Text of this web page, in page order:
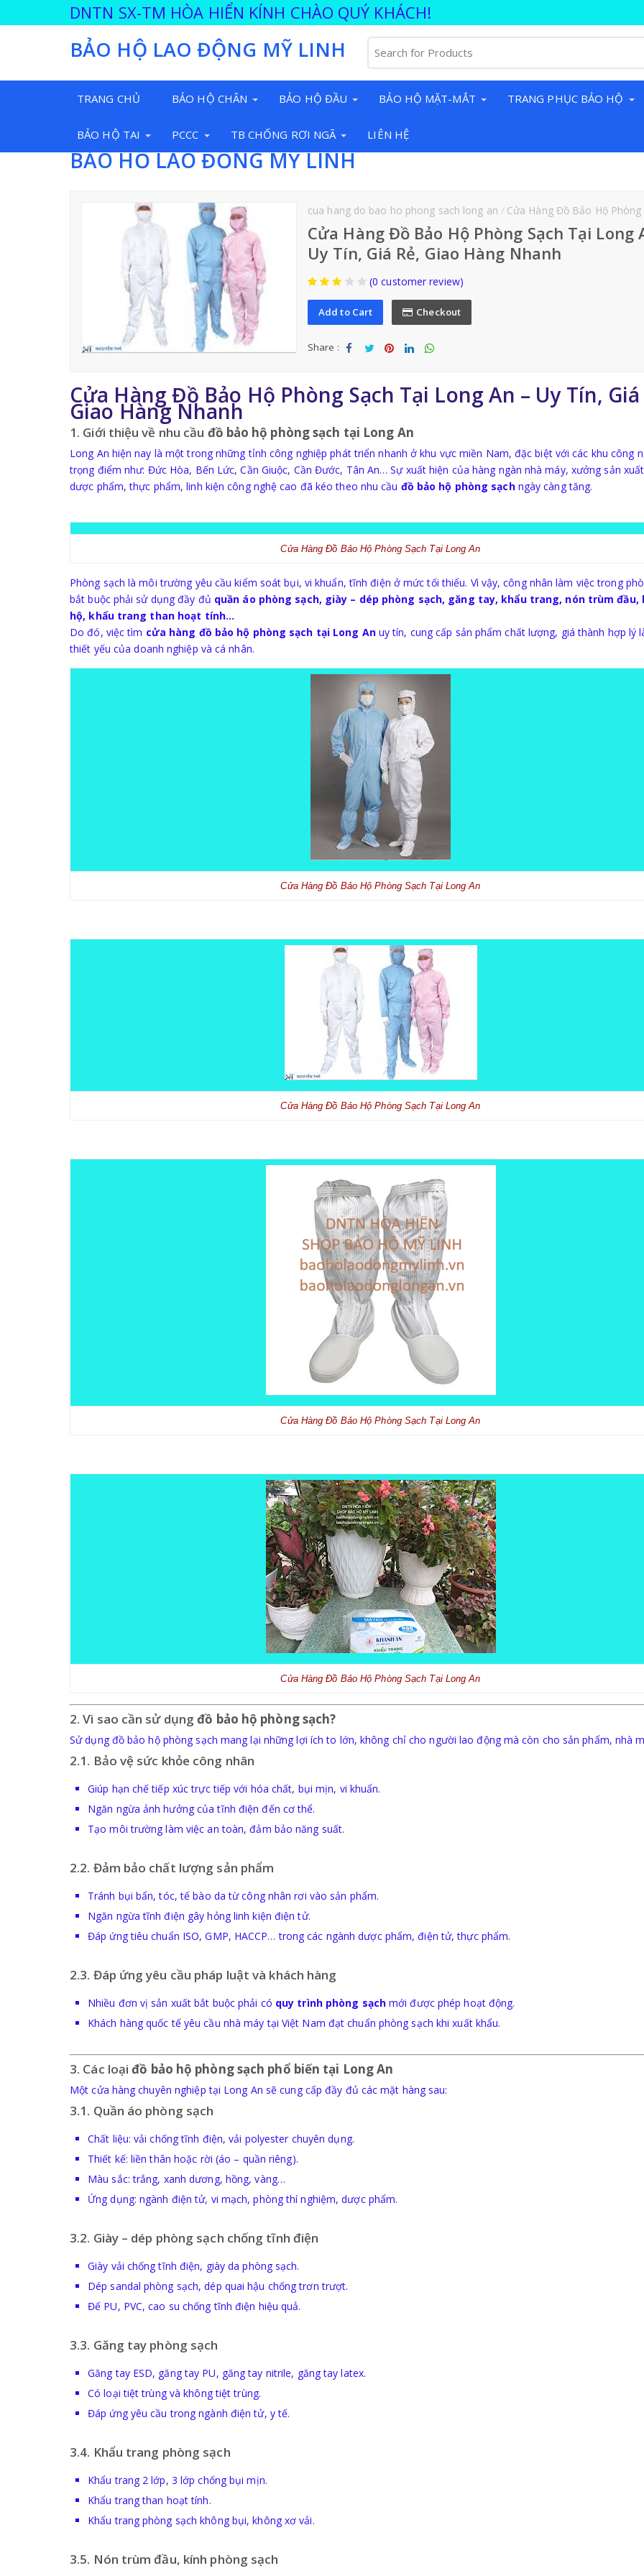
DNTN SX-TM HÒA HIỂN KÍNH CHÀO QUÝ KHÁCH!
BẢO HỘ LAO ĐỘNG MỸ LINH
TRANG CHỦ BẢO HỘ CHÂN BẢO HỘ ĐẦU BẢO HỘ MẶT-MẮT TRANG PHỤC BẢO HỘ
BẢO HỘ TAI PCCC TB CHỐNG RƠI NGÃ LIÊN HỆ
BẢO HỘ LAO ĐỘNG MỸ LINH
cua hang do bao ho phong sach long an Cửa Hàng Đồ Bảo Hộ Phòng Sạch Tại
Cửa Hàng Đồ Bảo Hộ Phòng Sạch Tại Long
Uy Tín, Giá Rẻ, Giao Hàng Nhanh
(0 customer review)
Add to Cart Checkout
Share :
re
re
re
re
Cửa Hàng Đồ Bảo Hộ Phòng Sạch Tại Long An – Uy Tín, Giá
Giao Hàng Nhanh
1. Giới thiệu về nhu cầu đồ bảo hộ phòng sạch tại Long An
Long An hiện nay là một trong những tỉnh công nghiệp phát triển nhanh ở khu vực miền Nam, đặc biệt với các khu công
trọng điểm như: Đức Hòa, Bến Lức, Cần Giuộc, Cần Đước, Tân An… Sự xuất hiện của hàng ngàn nhà máy, xưởng sản
dược phẩm, thực phẩm, linh kiện công nghệ cao đã kéo theo nhu cầu đồ bảo hộ phòng sạchngày càng tăng.
Cửa Hàng Đồ Bảo Hộ Phòng Sạch Tại Long An
Phòng sạch là môi trường yêu cầu kiểm soát bụi, vi khuẩn, tĩnh điện ở mức tối thiểu. Vì vậy, công nhân làm việc trong
bắt buộc phải sử dụng đầy đủ quần áo phòng sạch, giày – dép phòng sạch, găng tay, khẩu trang, nón trùm đầu,
hộ, khẩu trang than hoạt tính…
Do đó, việc tìm cửa hàng đồ bảo hộ phòng sạch tại Long Anuy tín, cung cấp sản phẩm chất lượng, giá thành hợp lý
thiết yếu của doanh nghiệp và cá nhân.
Cửa Hàng Đồ Bảo Hộ Phòng Sạch Tại Long An
Cửa Hàng Đồ Bảo Hộ Phòng Sạch Tại Long An
Cửa Hàng Đồ Bảo Hộ Phòng Sạch Tại Long An
Cửa Hàng Đồ Bảo Hộ Phòng Sạch Tại Long An
2. Vì sao cần sử dụngđồ bảo hộ phòng sạch?
Sử dụng đồ bảo hộ phòng sạch mang lại những lợi ích to lớn, không chỉ cho người lao động mà còn cho sản phẩm, nhà
2.1. Bảo vệ sức khỏe công nhân
Giúp hạn chế tiếp xúc trực tiếp với hóa chất, bụi mịn, vi khuẩn.
Ngăn ngừa ảnh hưởng của tĩnh điện đến cơ thể.
Tạo môi trường làm việc an toàn, đảm bảo năng suất.
2.2. Đảm bảo chất lượng sản phẩm
Tránh bụi bẩn, tóc, tế bào da từ công nhân rơi vào sản phẩm.
Ngăn ngừa tĩnh điện gây hỏng linh kiện điện tử.
Đáp ứng tiêu chuẩn ISO, GMP, HACCP… trong các ngành dược phẩm, điện tử, thực phẩm.
2.3. Đáp ứng yêu cầu pháp luật và khách hàng
Nhiều đơn vị sản xuất bắt buộc phải có quy trình phòng sạchmới được phép hoạt động.
Khách hàng quốc tế yêu cầu nhà máy tại Việt Nam đạt chuẩn phòng sạch khi xuất khẩu.
3. Các loạiđồ bảo hộ phòng sạch phổ biến tại Long An
Một cửa hàng chuyên nghiệp tại Long An sẽ cung cấp đầy đủ các mặt hàng sau:
3.1. Quần áo phòng sạch
Chất liệu: vải chống tĩnh điện, vải polyester chuyên dụng.
Thiết kế: liền thân hoặc rời (áo – quần riêng).
Màu sắc: trắng, xanh dương, hồng, vàng…
Ứng dụng: ngành điện tử, vi mạch, phòng thí nghiệm, dược phẩm.
3.2. Giày – dép phòng sạch chống tĩnh điện
Giày vải chống tĩnh điện, giày da phòng sạch.
Dép sandal phòng sạch, dép quai hậu chống trơn trượt.
Đế PU, PVC, cao su chống tĩnh điện hiệu quả.
3.3. Găng tay phòng sạch
Găng tay ESD, găng tay PU, găng tay nitrile, găng tay latex.
Có loại tiệt trùng và không tiệt trùng.
Đáp ứng yêu cầu trong ngành điện tử, y tế.
3.4. Khẩu trang phòng sạch
Khẩu trang 2 lớp, 3 lớp chống bụi mịn.
Khẩu trang than hoạt tính.
Khẩu trang phòng sạch không bụi, không xơ vải.
3.5. Nón trùm đầu, kính phòng sạch